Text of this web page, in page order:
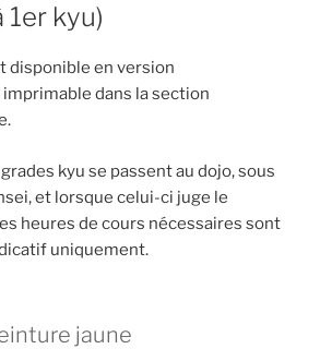
kyu)
disponible en version
dans la section
kyu se passent au dojo, sous
et lorsque celui-ci juge le
heures de cours nécessaires sont
uniquement.
jaune